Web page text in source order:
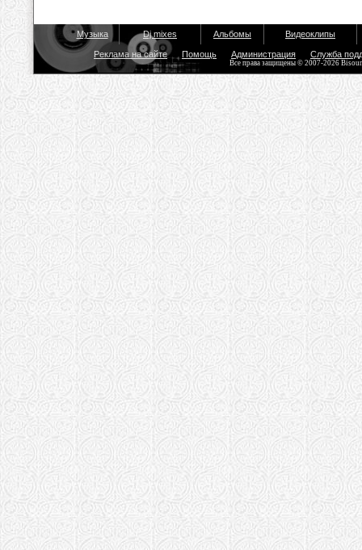
Музыка Dj mixes Альбомы Видеоклипы
Реклама на сайте Помощь Администрация Служба
Все права защищены © 2007-2026